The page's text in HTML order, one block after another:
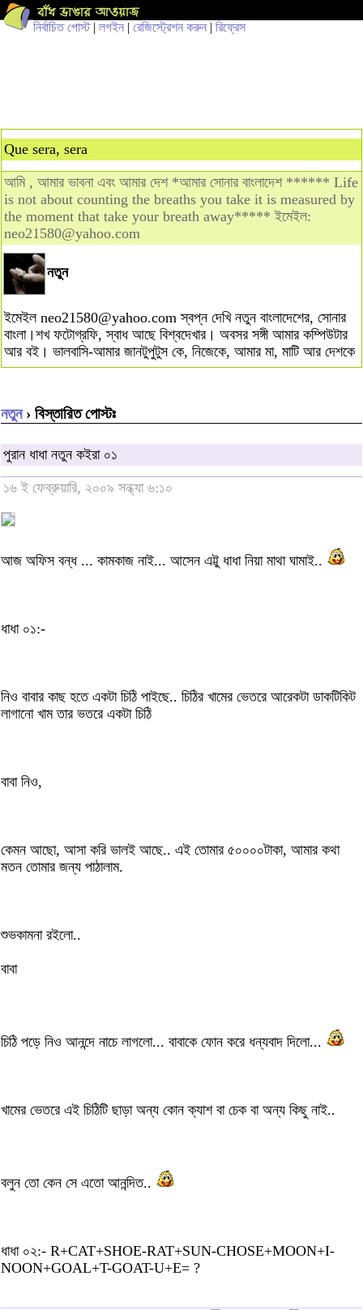
নির্বাচিত পোস্ট| লগইন | রেজিস্ট্রেশন করুন | রিফ্রেস
Que sera, sera
আমি , আমার ভাবনা এবং আমার দেশ *আমার সোনার বাংলাদেশ ****** Life
is not about counting the breaths you take it is measured by
the moment that take your breath away***** ইমেইল:
neo21580@yahoo.com
নতুন
ইমেইল neo21580@yahoo.com স্বপ্ন দেখি নতুন বাংলাদেশের, সোনার
বাংলা।শখ ফটোগ্রফি, স্বাধ আছে বিশ্বদেখার। অবসর সঙ্গী আমার কম্পিউটার
আর বই। ভালবাসি-আমার জানটুপুটুস কে, নিজেকে, আমার মা, মাটি আর দেশকে
নতুন› বিস্তারিত পোস্টঃ
পুরান ধাধা নতুন কইরা ০১
১৬ ই ফেব্রুয়ারি, ২০০৯ সন্ধ্যা ৬:১০
আজ অফিস বন্ধ ... কামকাজ নাই... আসেন এট্টু ধাধা নিয়া মাথা ঘামাই..
ধাধা ০১:-
নিও বাবার কাছ হতে একটা চিঠি পাইছে.. চিঠির খামের ভেতরে আরেকটা ডাকটিকিট
লাগানো খাম তার ভতরে একটা চিঠি
বাবা নিও,
কেমন আছো, আসা করি ভালই আছে.. এই তোমার ৫০০০০টাকা, আমার কথা
মতন তোমার জন্য পাঠালাম.
শুভকামনা রইলো..
বাবা
চিঠি পড়ে নিও আনন্দে নাচে লাগলো... বাবাকে ফোন করে ধন্যবাদ দিলো...
খামের ভেতরে এই চিঠিটি ছাড়া অন্য কোন ক্যাশ বা চেক বা অন্য কিছু নাই..
বলুন তো কেন সে এতো আনন্দিত..
ধাধা ০২:- R+CAT+SHOE-RAT+SUN-CHOSE+MOON+I-
NOON+GOAL+T-GOAT-U+E= ?